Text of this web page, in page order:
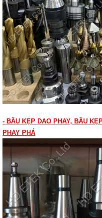
- BẦU KẸP DAO PHAY, BẦU
PHAY PHÁ